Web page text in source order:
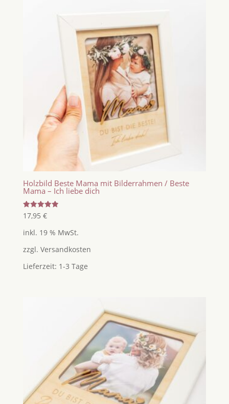
Holzbild Beste Mama mit Bilderrahmen / Beste
Mama – Ich liebe dich
Bewertet
mit
von 5
17,95 €
inkl. 19 % MwSt.
zzgl. Versandkosten
Lieferzeit: 1-3 Tage